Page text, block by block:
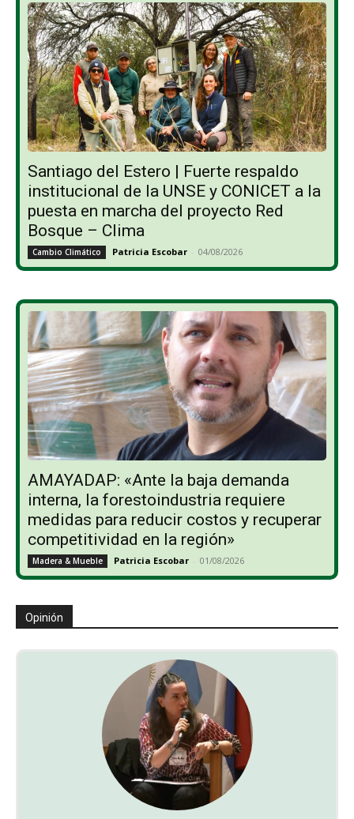
Santiago del Estero | Fuerte respaldo
institucional de la UNSE y CONICET a la
puesta en marcha del proyecto Red
Bosque – Clima
Cambio Climático Patricia Escobar - 04/08/2026
AMAYADAP: «Ante la baja demanda
interna, la forestoindustria requiere
medidas para reducir costos y recuperar
competitividad en la región»
Madera & Mueble Patricia Escobar - 01/08/2026
Opinión